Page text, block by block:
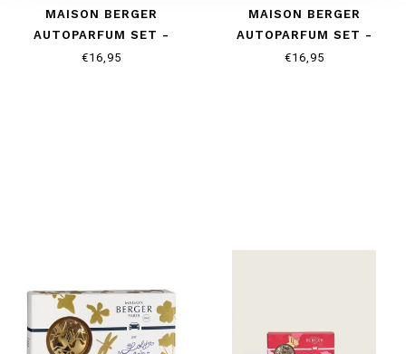
MAISON BERGER
AUTOPARFUM SET -
ETERNAL SAP
€16,95
MAISON BERGER
AUTOPARFUM SET -
SUMMER - WATER MINT
€16,95